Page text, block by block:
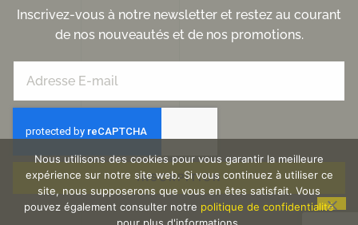
Inscrivez-vous à notre newsletter et restez au courant
de nos nouveautés et de nos promotions.
INSCRPITION
Nous utilisons des cookies pour vous garantir la meilleure
expérience sur notre site web. Si vous continuez à utiliser ce
site, nous supposerons que vous en êtes satisfait. Vous
pouvez également consulter notre politique de confidentialité